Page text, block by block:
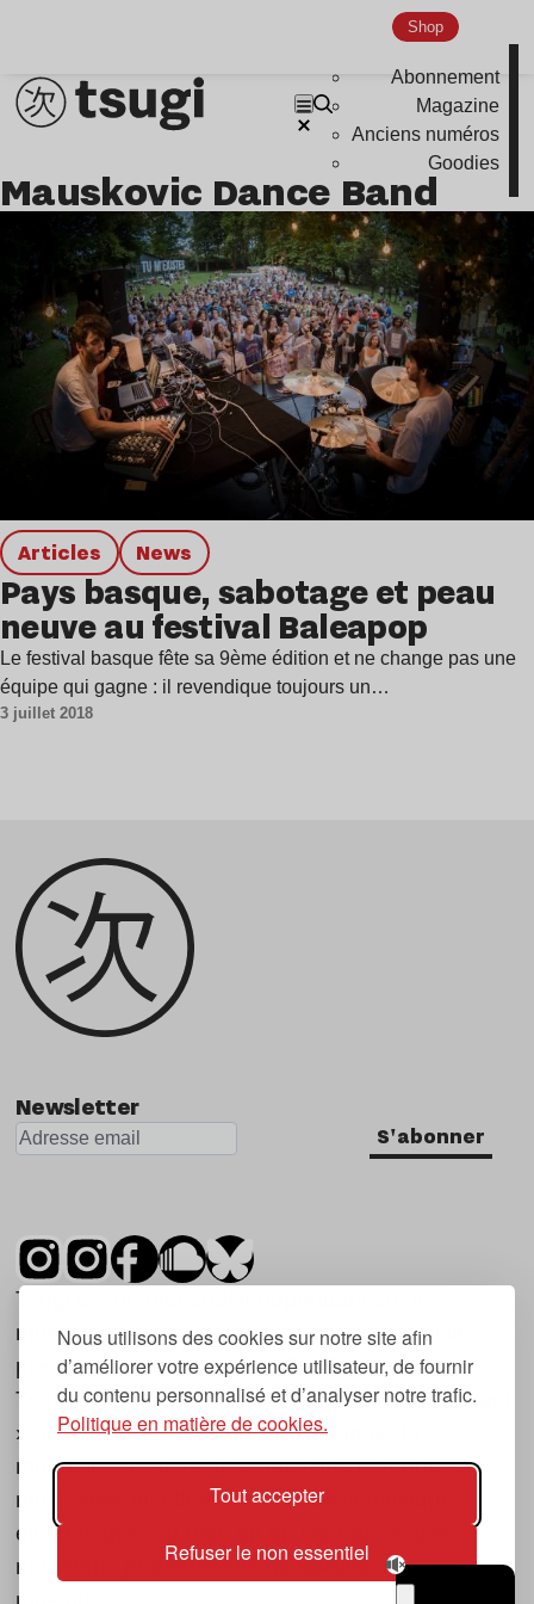
Nous utilisons des cookies sur notre site afin
d’améliorer votre expérience utilisateur, de fournir
du contenu personnalisé et d’analyser notre trafic.
Politique en matière de cookies.
Tout accepter
Refuser le non essentiel
Shop
Abonnement
Magazine
Anciens numéros
Goodies
Indie
Mauskovic Dance Band
Articles news
Pays basque, sabotage et peau
neuve au festival Baleapop
Le festival basque fête sa 9ème édition et ne change pas une
équipe qui gagne : il revendique toujours un…
3 juillet 2018
Newsletter
S'abonner
Tsugi est un mensuel indépendant sur la
musique et les nouvelles tendances, dont la
première parution date de 2007.
Tsugi en japonais signifie « prochain », « suivant
», ce qui correspond à la thématique du
magazine, à l’affût des nouvelles tendances
musicales, qu’elles viennent de la musique
électronique, du rock ou du hip hop, et des
nouveaux phénomènes de société liés à la